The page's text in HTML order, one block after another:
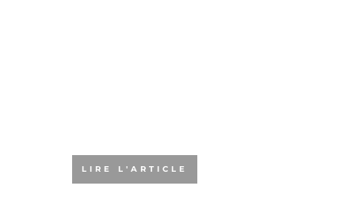
LIRE L'ARTICLE